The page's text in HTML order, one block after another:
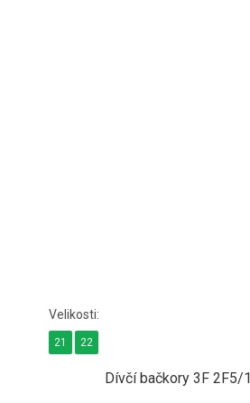
Dívčí bačkory 3F 2F5/
21 22